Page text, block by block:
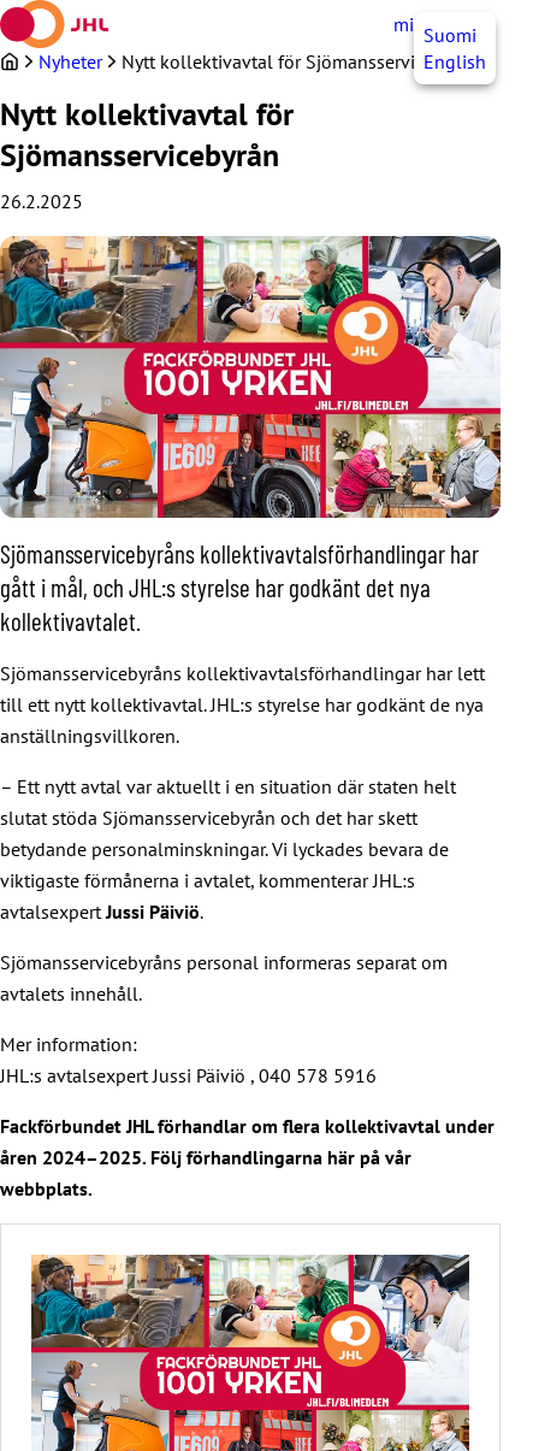
Hoppa
till
innehållet
mittJHL SV
Suomi
English
Nyheter Nytt kollektivavtal för Sjömansservicebyrån
Nytt kollektivavtal för
Sjömansservicebyrån
26.2.2025
Sjömansservicebyråns kollektivavtalsförhandlingar har
gått i mål, och JHL:s styrelse har godkänt det nya
kollektivavtalet.
Sjömansservicebyråns kollektivavtalsförhandlingar har lett
till ett nytt kollektivavtal. JHL:s styrelse har godkänt de nya
anställningsvillkoren.
– Ett nytt avtal var aktuellt i en situation där staten helt
slutat stöda Sjömansservicebyrån och det har skett
betydande personalminskningar. Vi lyckades bevara de
viktigaste förmånerna i avtalet, kommenterar JHL:s
avtalsexpert Jussi Päiviö.
Sjömansservicebyråns personal informeras separat om
avtalets innehåll.
Mer information:
JHL:s avtalsexpert Jussi Päiviö , 040 578 5916
Fackförbundet JHL förhandlar om flera kollektivavtal under
åren 2024–2025. Följ förhandlingarna här på vår
webbplats.